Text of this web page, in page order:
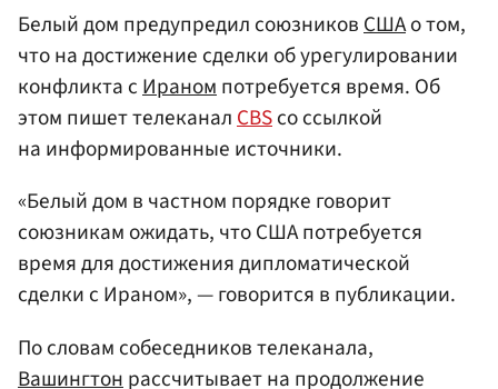
Белый дом предупредил союзниковСШАо том,
что на достижение сделки об урегулировании
конфликта сИраномпотребуется время. Об
этом пишет телеканалCBSсо ссылкой
на информированные источники.
«Белый дом в частном порядке говорит
союзникам ожидать, что США потребуется
время для достижения дипломатической
сделки с Ираном», — говорится в публикации.
По словам собеседников телеканала,
Вашингтон рассчитывает на продолжение